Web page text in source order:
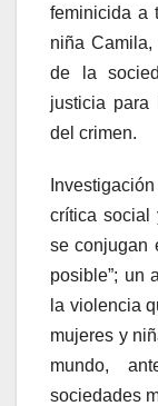
feminicida a
niña
de la
justicia para
del crimen.
crítica social
se conjugan
posible”; un
la violencia
mujeres y
mundo,
sociedades